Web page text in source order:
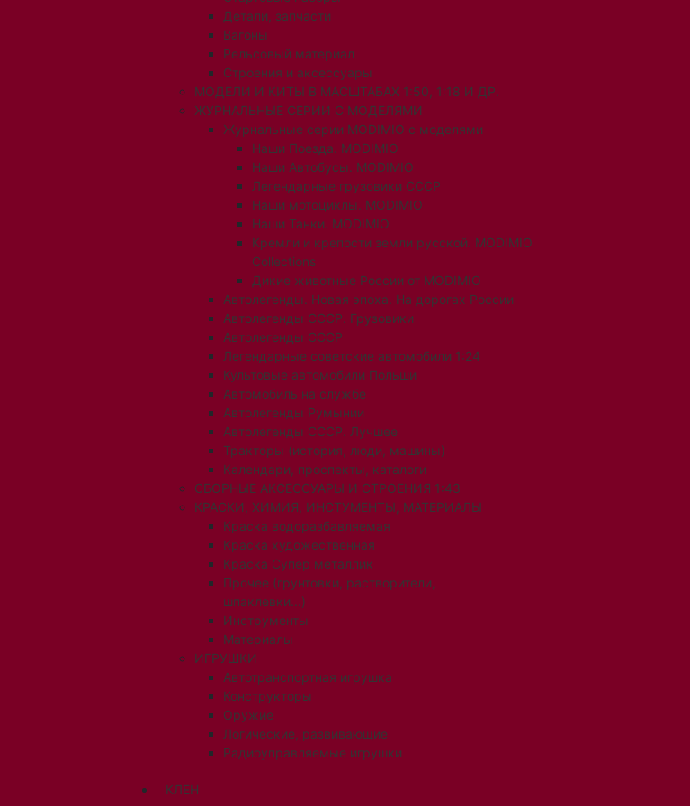
Детали, запчасти
Вагоны
Рельсовый материал
Строения и аксессуары
МОДЕЛИ И КИТЫ В МАСШТАБАХ 1:50, 1:18 И ДР.
ЖУРНАЛЬНЫЕ СЕРИИ С МОДЕЛЯМИ
Журнальные серии MODIMIO с моделями
Наши Поезда. MODIMIO
Наши Автобусы. MODIMIO
Легендарные грузовики СССР
Наши мотоциклы. MODIMIO
Наши Танки. MODIMIO
Кремли и крепости земли русской. MODIMIO
Collections
Дикие животные России от MODIMIO
Автолегенды. Новая эпоха. На дорогах России
Автолегенды СССР. Грузовики
Автолегенды СССР
Легендарные советские автомобили 1:24
Культовые автомобили Польши
Автомобиль на службе
Автолегенды Румынии
Автолегенды СССР. Лучшее
Тракторы (история, люди, машины)
Календари, проспекты, каталоги
СБОРНЫЕ АКСЕССУАРЫ И СТРОЕНИЯ 1:43
КРАСКИ, ХИМИЯ, ИНСТУМЕНТЫ, МАТЕРИАЛЫ
Краска водоразбавляемая
Краска художественная
Краска Супер металлик
Прочее (грунтовки, растворители,
шпаклевки...)
Инструменты
Материалы
ИГРУШКИ
Автотранспортная игрушка
Конструкторы
Оружие
Логические, развивающие
Радиоуправляемые игрушки
КЛЕН